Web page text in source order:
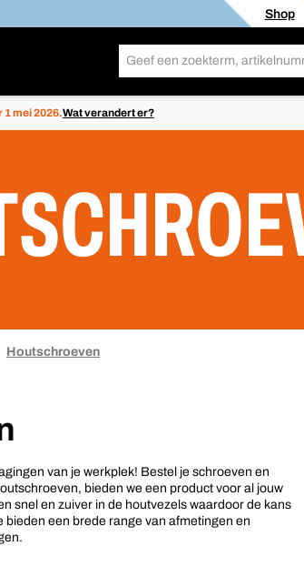
Shop
1 mei 2026.Wat verandert er?
Houtschroeven
van je werkplek! Bestel je schroeven en
bieden we een product voor al jouw
snel en zuiver in de houtvezels waardoor de kans
bieden een brede range van afmetingen en